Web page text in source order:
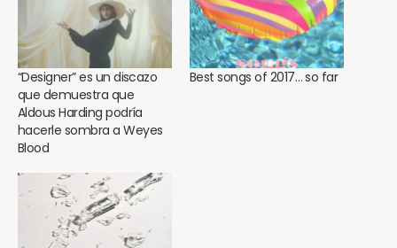
“Designer” es un discazo
que demuestra que
Aldous Harding podría
hacerle sombra a Weyes
Blood
Best songs of 2017… so far